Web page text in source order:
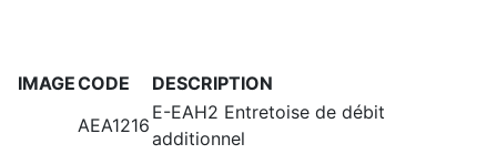
IMAGECODE
DESCRIPTION
AEA1216
E-EAH2 Entretoise de débit
additionnel